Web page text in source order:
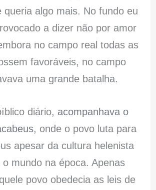
queria algo mais. No fundo eu
a dizer não por amor
no campo real todas as
favoráveis, no campo
uma grande batalha.
diário, acompanhava o
, onde o povo luta para
apesar da cultura helenista
mundo na época. Apenas
povo obedecia as leis de